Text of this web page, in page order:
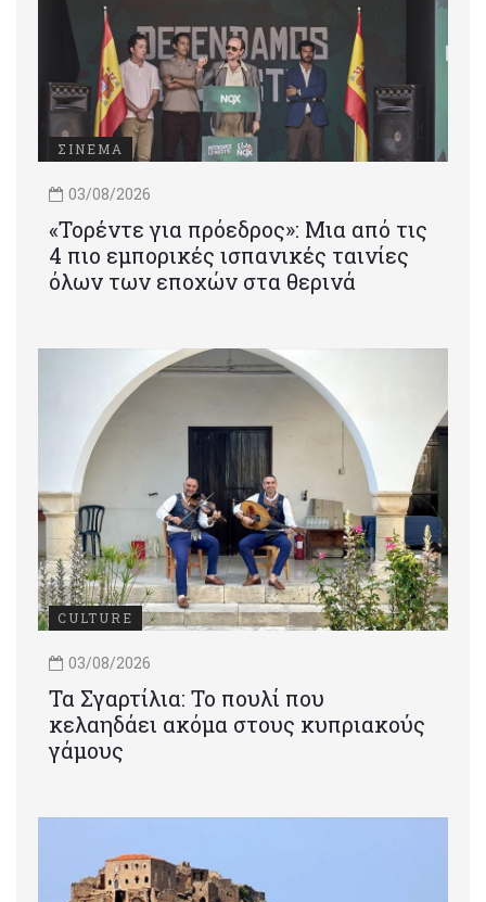
ΣΙΝΕΜΑ
03/08/2026
«Τορέντε για πρόεδρος»: Mια από τις
4 πιο εμπορικές ισπανικές ταινίες
όλων των εποχών στα θερινά
CULTURE
03/08/2026
Τα Σγαρτίλια: Το πουλί που
κελαηδάει ακόμα στους κυπριακούς
γάμους